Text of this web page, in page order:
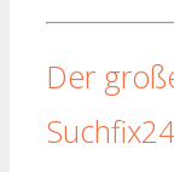
Der